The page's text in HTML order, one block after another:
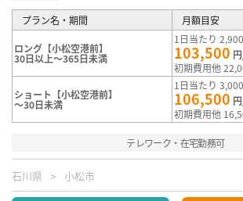
プラン名・期間 月額目安
ロング【小松空港前】
30日以上～365日未満
1日当たり
103,500
初期費用他
ショート【小松空港前】
～30日未満
1日当たり
106,500
初期費用他
テレワーク・在宅勤務可
石川県 小松市